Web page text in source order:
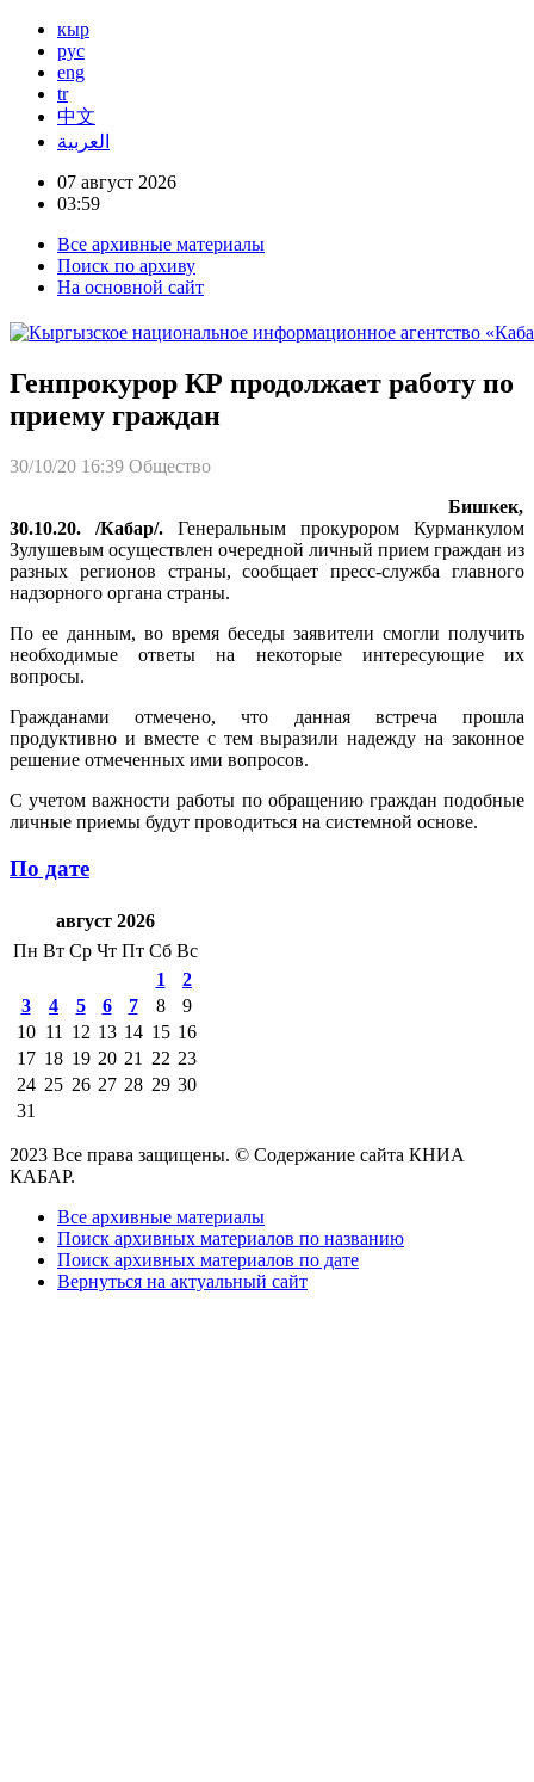
кыр
рус
eng
tr
中文
العربية
07 август 2026
03:59
Все архивные материалы
Поиск по архиву
На основной сайт
Генпрокурор КР продолжает работу по
приему граждан
30/10/20 16:39 Общество
Бишкек,
30.10.20. /Кабар/. Генеральным прокурором Курманкулом
Зулушевым осуществлен очередной личный прием граждан из
разных регионов страны, сообщает пресс-служба главного
надзорного органа страны.
По ее данным, во время беседы заявители смогли получить
необходимые ответы на некоторые интересующие их
вопросы.
Гражданами отмечено, что данная встреча прошла
продуктивно и вместе с тем выразили надежду на законное
решение отмеченных ими вопросов.
С учетом важности работы по обращению граждан подобные
личные приемы будут проводиться на системной основе.
По дате
август 2026
Пн Вт Ср Чт Пт Сб Вс
1
2
3
4 5 6 7 8
9
10 11 12 13 14 15 16
17 18 19 20 21 22 23
24 25 26 27 28 29 30
31
2023 Все права защищены. © Содержание сайта КНИА
КАБАР.
Все архивные материалы
Поиск архивных материалов по названию
Поиск архивных материалов по дате
Вернуться на актуальный сайт